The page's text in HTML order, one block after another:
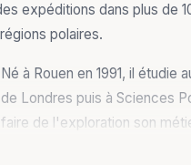
expéditions dans plus de
polaires.
Né à Rouen en 1991, il étudie
de Londres puis à Sciences
faire de l'exploration son